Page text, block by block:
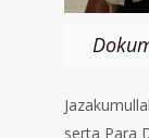
serta Para